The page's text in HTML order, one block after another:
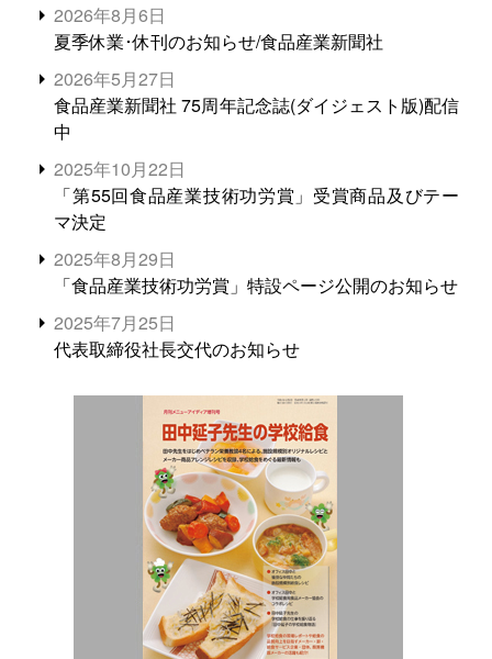
2026年8月6日
夏季休業･休刊のお知らせ/食品産業新聞社
2026年5月27日
食品産業新聞社 75周年記念誌(ダイジェスト版)配信
中
2025年10月22日
「第55回食品産業技術功労賞」受賞商品及びテー
マ決定
2025年8月29日
「食品産業技術功労賞」特設ページ公開のお知らせ
2025年7月25日
代表取締役社長交代のお知らせ